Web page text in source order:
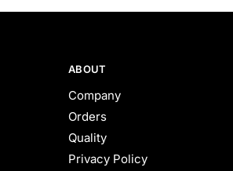
ABOUT
Company
Orders
Quality
Privacy Policy